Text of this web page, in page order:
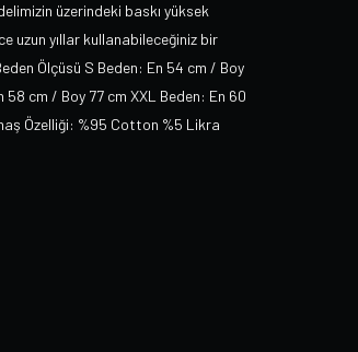
üzerindeki baskı yüksek
uzun yıllar kullanabileceğiniz bir
Ölçüsü S Beden: En 54 cm / Boy
cm / Boy 77 cm XXL Beden: En 60
Özelliği: %95 Cotton %5 Likra